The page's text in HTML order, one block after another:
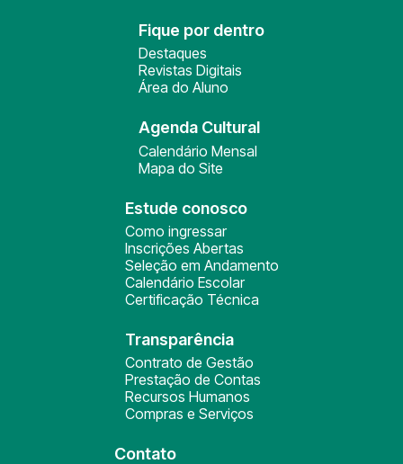
Fique por dentro
Destaques
Revistas Digitais
Área do Aluno
Agenda Cultural
Calendário Mensal
Mapa do Site
Estude conosco
Como ingressar
Inscrições Abertas
Seleção em Andamento
Calendário Escolar
Certificação Técnica
Transparência
Contrato de Gestão
Prestação de Contas
Recursos Humanos
Compras e Serviços
Contato